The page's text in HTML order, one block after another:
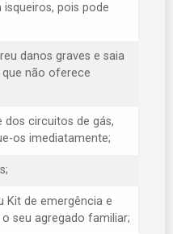
pois pode
danos graves e saia
não oferece
dos circuitos de gás,
os imediatamente;
Kit de emergência e
seu agregado familiar;